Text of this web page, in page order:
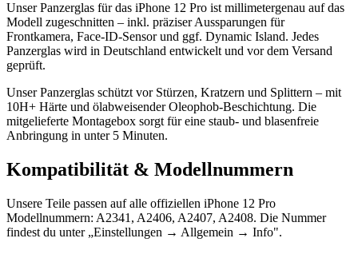
Unser Panzerglas für das iPhone 12 Pro ist millimetergenau auf das
Modell zugeschnitten – inkl. präziser Aussparungen für
Frontkamera, Face-ID-Sensor und ggf. Dynamic Island. Jedes
Panzerglas wird in Deutschland entwickelt und vor dem Versand
geprüft.
Unser Panzerglas schützt vor Stürzen, Kratzern und Splittern – mit
10H+ Härte und ölabweisender Oleophob-Beschichtung. Die
mitgelieferte Montagebox sorgt für eine staub- und blasenfreie
Anbringung in unter 5 Minuten.
Kompatibilität & Modellnummern
Unsere Teile passen auf alle offiziellen iPhone 12 Pro
Modellnummern: A2341, A2406, A2407, A2408. Die Nummer
findest du unter „Einstellungen → Allgemein → Info".